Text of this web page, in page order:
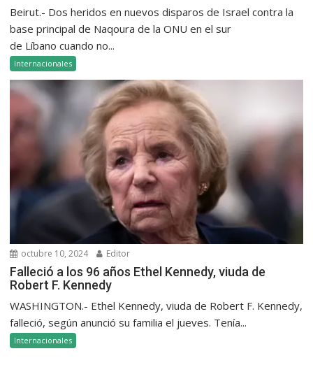
Beirut.- Dos heridos en nuevos disparos de Israel contra la
base principal de Naqoura de la ONU en el sur
de Líbano cuando no...
Internacionales
octubre 10, 2024 Editor
Falleció a los 96 años Ethel Kennedy, viuda de
Robert F. Kennedy
WASHINGTON.- Ethel Kennedy, viuda de Robert F. Kennedy,
falleció, según anunció su familia el jueves. Tenía...
Internacionales